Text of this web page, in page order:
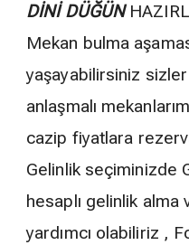
DİNİ DÜĞÜN
Mekan bulma
yaşayabilirsiniz
anlaşmalı
cazip fiyatlara
Gelinlik seçiminizde
hesaplı gelinlik
yardımcı olabiliriz ,